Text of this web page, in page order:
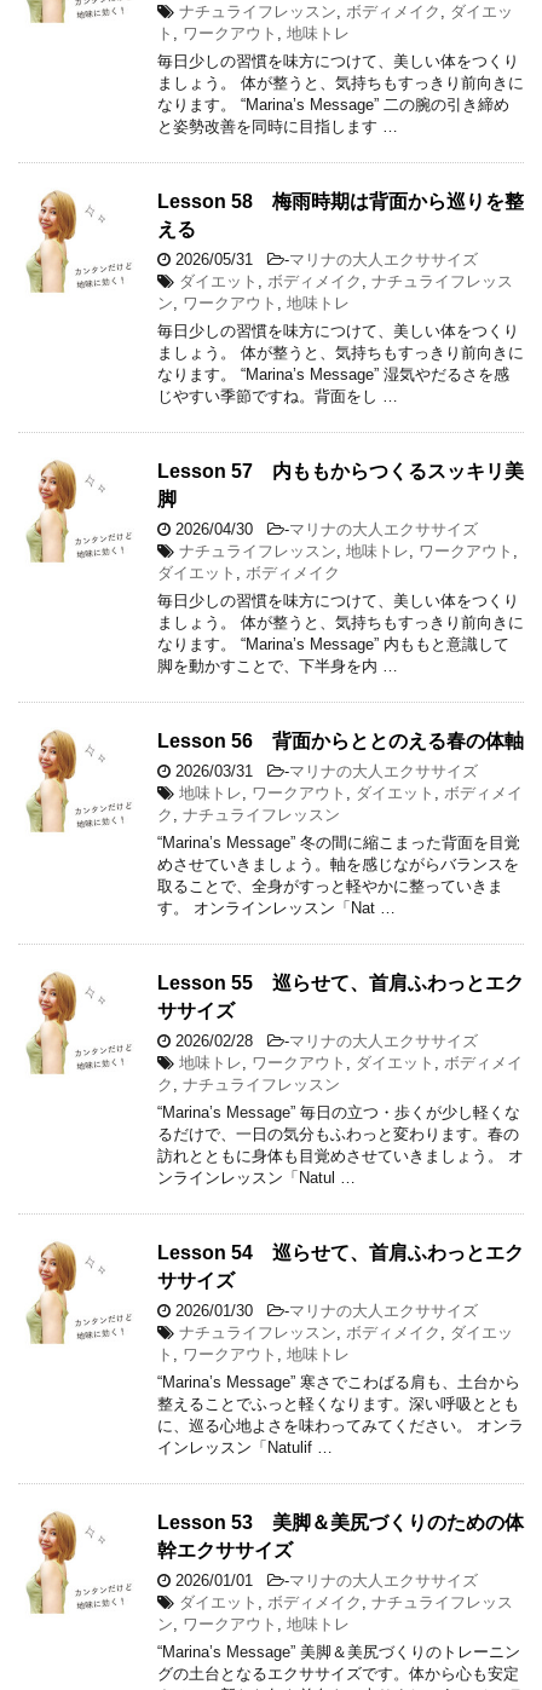
ナチュライフレッスン
ボディメイク
ダイエッ
ト
ワークアウト
地味トレ
毎日少しの習慣を味方につけて、美しい体をつくり
ましょう。 体が整うと、気持ちもすっきり前向きに
なります。 “Marina’s Message” 二の腕の引き締め
と姿勢改善を同時に目指します …
Lesson 58 梅雨時期は背面から巡りを整
える
2026/05/31 -マリナの大人エクササイズ
ダイエット
ボディメイク
ナチュライフレッス
ン
ワークアウト
地味トレ
毎日少しの習慣を味方につけて、美しい体をつくり
ましょう。 体が整うと、気持ちもすっきり前向きに
なります。 “Marina’s Message” 湿気やだるさを感
じやすい季節ですね。背面をし …
Lesson 57 内ももからつくるスッキリ美
脚
2026/04/30 -マリナの大人エクササイズ
ナチュライフレッスン 地味トレ ワークアウト
ダイエット
ボディメイク
毎日少しの習慣を味方につけて、美しい体をつくり
ましょう。 体が整うと、気持ちもすっきり前向きに
なります。 “Marina’s Message” 内ももと意識して
脚を動かすことで、下半身を内 …
Lesson 56 背面からととのえる春の体軸
2026/03/31 -マリナの大人エクササイズ
地味トレ
ワークアウト ダイエット
ボディメイ
ク
ナチュライフレッスン
“Marina’s Message” 冬の間に縮こまった背面を目覚
めさせていきましょう。軸を感じながらバランスを
取ることで、全身がすっと軽やかに整っていきま
す。 オンラインレッスン「Nat …
Lesson 55 巡らせて、首肩ふわっとエク
ササイズ
2026/02/28 -マリナの大人エクササイズ
地味トレ
ワークアウト ダイエット
ボディメイ
ク
ナチュライフレッスン
“Marina’s Message” 毎日の立つ・歩くが少し軽くな
るだけで、一日の気分もふわっと変わります。春の
訪れとともに身体も目覚めさせていきましょう。 オ
ンラインレッスン「Natul …
Lesson 54 巡らせて、首肩ふわっとエク
ササイズ
2026/01/30 -マリナの大人エクササイズ
ナチュライフレッスン
ボディメイク
ダイエッ
ト
ワークアウト
地味トレ
“Marina’s Message” 寒さでこわばる肩も、土台から
整えることでふっと軽くなります。深い呼吸ととも
に、巡る心地よさを味わってみてください。 オンラ
インレッスン「Natulif …
Lesson 53 美脚＆美尻づくりのための体
幹エクササイズ
2026/01/01 -マリナの大人エクササイズ
ダイエット
ボディメイク
ナチュライフレッス
ン
ワークアウト
地味トレ
“Marina’s Message” 美脚＆美尻づくりのトレーニン
グの土台となるエクササイズです。体から心も安定